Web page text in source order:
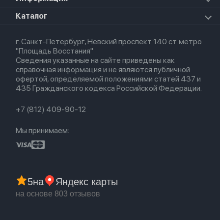
Apple Watch SE 2022
Airpods 3
Airpods (1-е)
EarPods
HomePod 2
Для Macbook
О магазине
Политика конфиденциальности
Оплата и доставка
Партнерская программа
Гарантия
Обмен и возврат
Бонусы
Каталог
Новые поступления
Популярное
Акции
г. Санкт-Петербург, Невский проспект 140 ст. метро
"Площадь Восстания"
Сведения указанные на сайте приведены как
справочная информация и не являются публичной
офертой, определяемой положениями статей 437 и
435 Гражданского кодекса Российской Федерации.
+7 (812) 409-90-12
Мы принимаем:
5на Яндекс карты
на основе 803 отзывов